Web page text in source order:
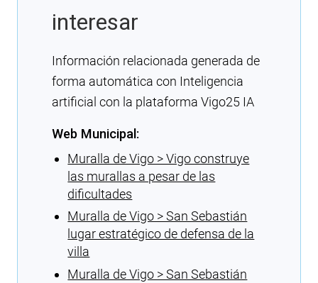
interesar
Información relacionada generada de
forma automática con Inteligencia
artificial con la plataforma Vigo25 IA
Web Municipal:
Muralla de Vigo > Vigo construye
las murallas a pesar de las
dificultades
Muralla de Vigo > San Sebastián
lugar estratégico de defensa de la
villa
Muralla de Vigo > San Sebastián